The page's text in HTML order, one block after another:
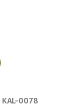
KAL-0078